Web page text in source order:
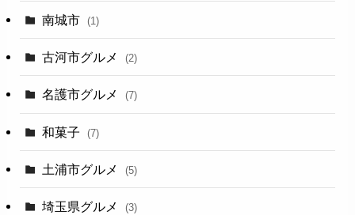
南城市 (1)
古河市グルメ (2)
名護市グルメ (7)
和菓子 (7)
土浦市グルメ (5)
埼玉県グルメ (3)